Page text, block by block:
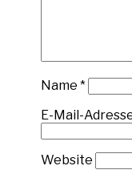
Name*
E-Mail-
Website